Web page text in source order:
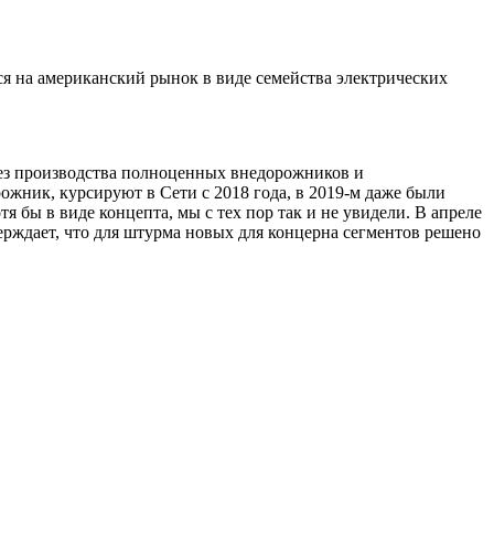
американский рынок в виде семейства электрических
производства полноценных внедорожников и
курсируют в Сети с 2018 года, в 2019-м даже были
бы в виде концепта, мы с тех пор так и не увидели. В апреле
что для штурма новых для концерна сегментов решено